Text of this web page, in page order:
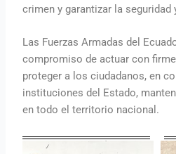
crimen y garantizar la seguridad
Las Fuerzas Armadas del
compromiso de actuar con
proteger a los ciudadanos, en
instituciones del Estado,
en todo el territorio nacional.